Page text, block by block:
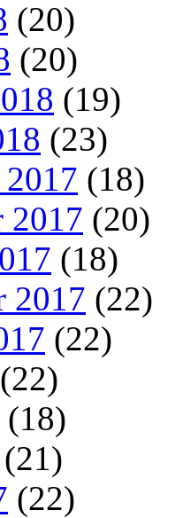
(20)
(20)
(19)
(23)
2017 (18)
2017 (20)
(18)
2017 (22)
(22)
(22)
(18)
(21)
(22)